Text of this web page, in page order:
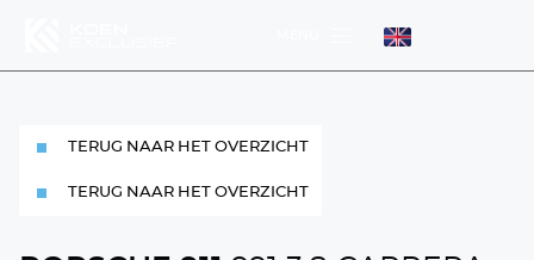
MENU
MENUTERUG NAAR HET OVERZICHT
TERUG NAAR HET OVERZICHT